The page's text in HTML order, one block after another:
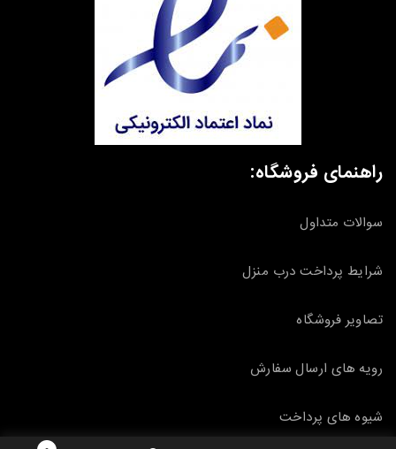
راهنمای فروشگاه:
سوالات متداول
شرایط پرداخت درب منزل
تصاویر فروشگاه
رویه های ارسال سفارش
شیوه های پرداخت